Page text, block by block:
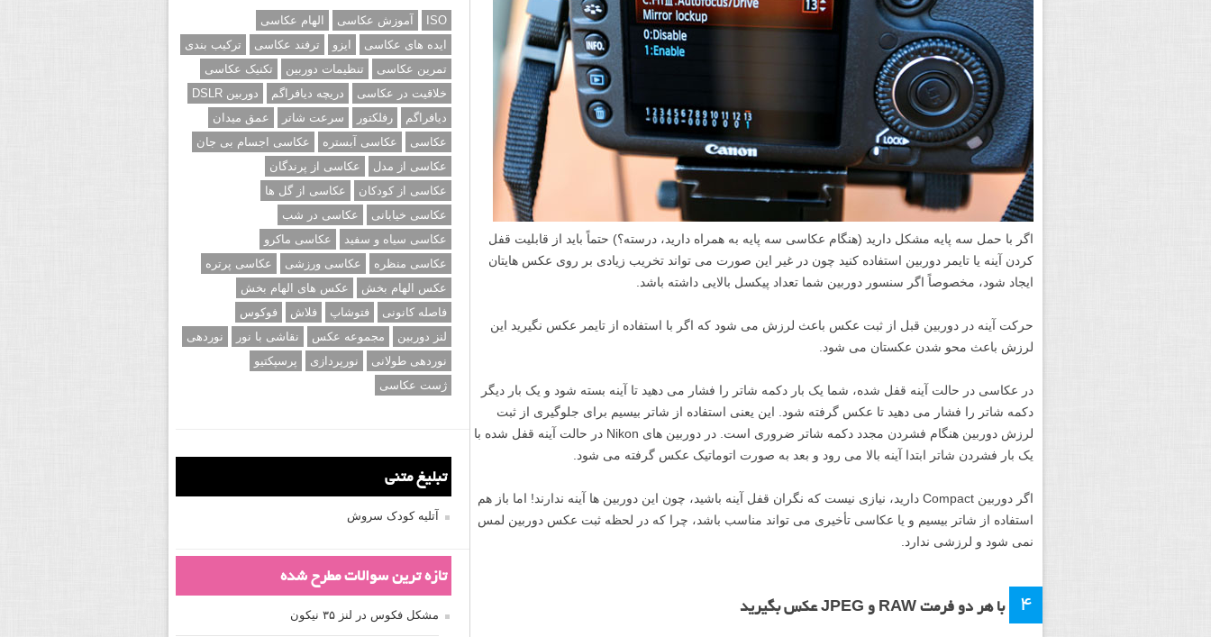
اگر با حمل سه پایه مشکل دارید (هنگام عکاسی سه پایه به همراه دارید، درسته؟) حتماً باید از قابلیت قفل
کردن آینه یا تایمر دوربین استفاده کنید چون در غیر این صورت می تواند تخریب زیادی بر روی عکس هایتان
ایجاد شود، مخصوصاً اگر سنسور دوربین شما تعداد پیکسل بالایی داشته باشد.
حرکت آینه در دوربین قبل از ثبت عکس باعث لرزش می شود که اگر با استفاده از تایمر عکس نگیرید این
لرزش باعث محو شدن عکستان می شود.
در عکاسی در حالت آینه قفل شده، شما یک بار دکمه شاتر را فشار می دهید تا آینه بسته شود و یک بار دیگر
دکمه شاتر را فشار می دهید تا عکس گرفته شود. این یعنی استفاده از شاتر بیسیم برای جلوگیری از ثبت
لرزش دوربین هنگام فشردن مجدد دکمه شاتر ضروری است. در دوربین های Nikon در حالت آینه قفل شده با
یک بار فشردن شاتر ابتدا آینه بالا می رود و بعد به صورت اتوماتیک عکس گرفته می شود.
اگر دوربین Compact دارید، نیازی نیست که نگران قفل آینه باشید، چون این دوربین ها آینه ندارند! اما باز هم
استفاده از شاتر بیسیم و یا عکاسی تأخیری می تواند مناسب باشد، چرا که در لحظه ثبت عکس دوربین لمس
نمی شود و لرزشی ندارد.
۴ با هر دو فرمت RAW و JPEG عکس بگیرید
ISO آموزش عکاسی
الهام عکاسی
ایده های عکاسی
ایزو ترفند عکاسی
ترکیب بندی
تمرین عکاسی
تنظیمات دوربین
تکنیک عکاسی
خلاقیت در عکاسی
دریچه دیافراگم
دوربین DSLR
دیافراگم
رفلکتور سرعت شاتر
عمق میدان
عکاسی
عکاسی آبستره
عکاسی اجسام بی جان
عکاسی از مدل
عکاسی از پرندگان
عکاسی از کودکان
عکاسی از گل ها
عکاسی خیابانی
عکاسی در شب
عکاسی سیاه و سفید
عکاسی ماکرو
عکاسی منظره
عکاسی ورزشی
عکاسی پرتره
عکس الهام بخش
عکس های الهام بخش
فاصله کانونی
فتوشاپ فلاش
فوکوس
لنز دوربین
مجموعه عکس نقاشی با نور
نوردهی
نوردهی طولانی
نورپردازی
پرسپکتیو
ژست عکاسی
تبلیغ متنی
آتلیه کودک سروش
تازه ترین سوالات مطرح شده
مشکل فکوس در لنز ۳۵ نیکون